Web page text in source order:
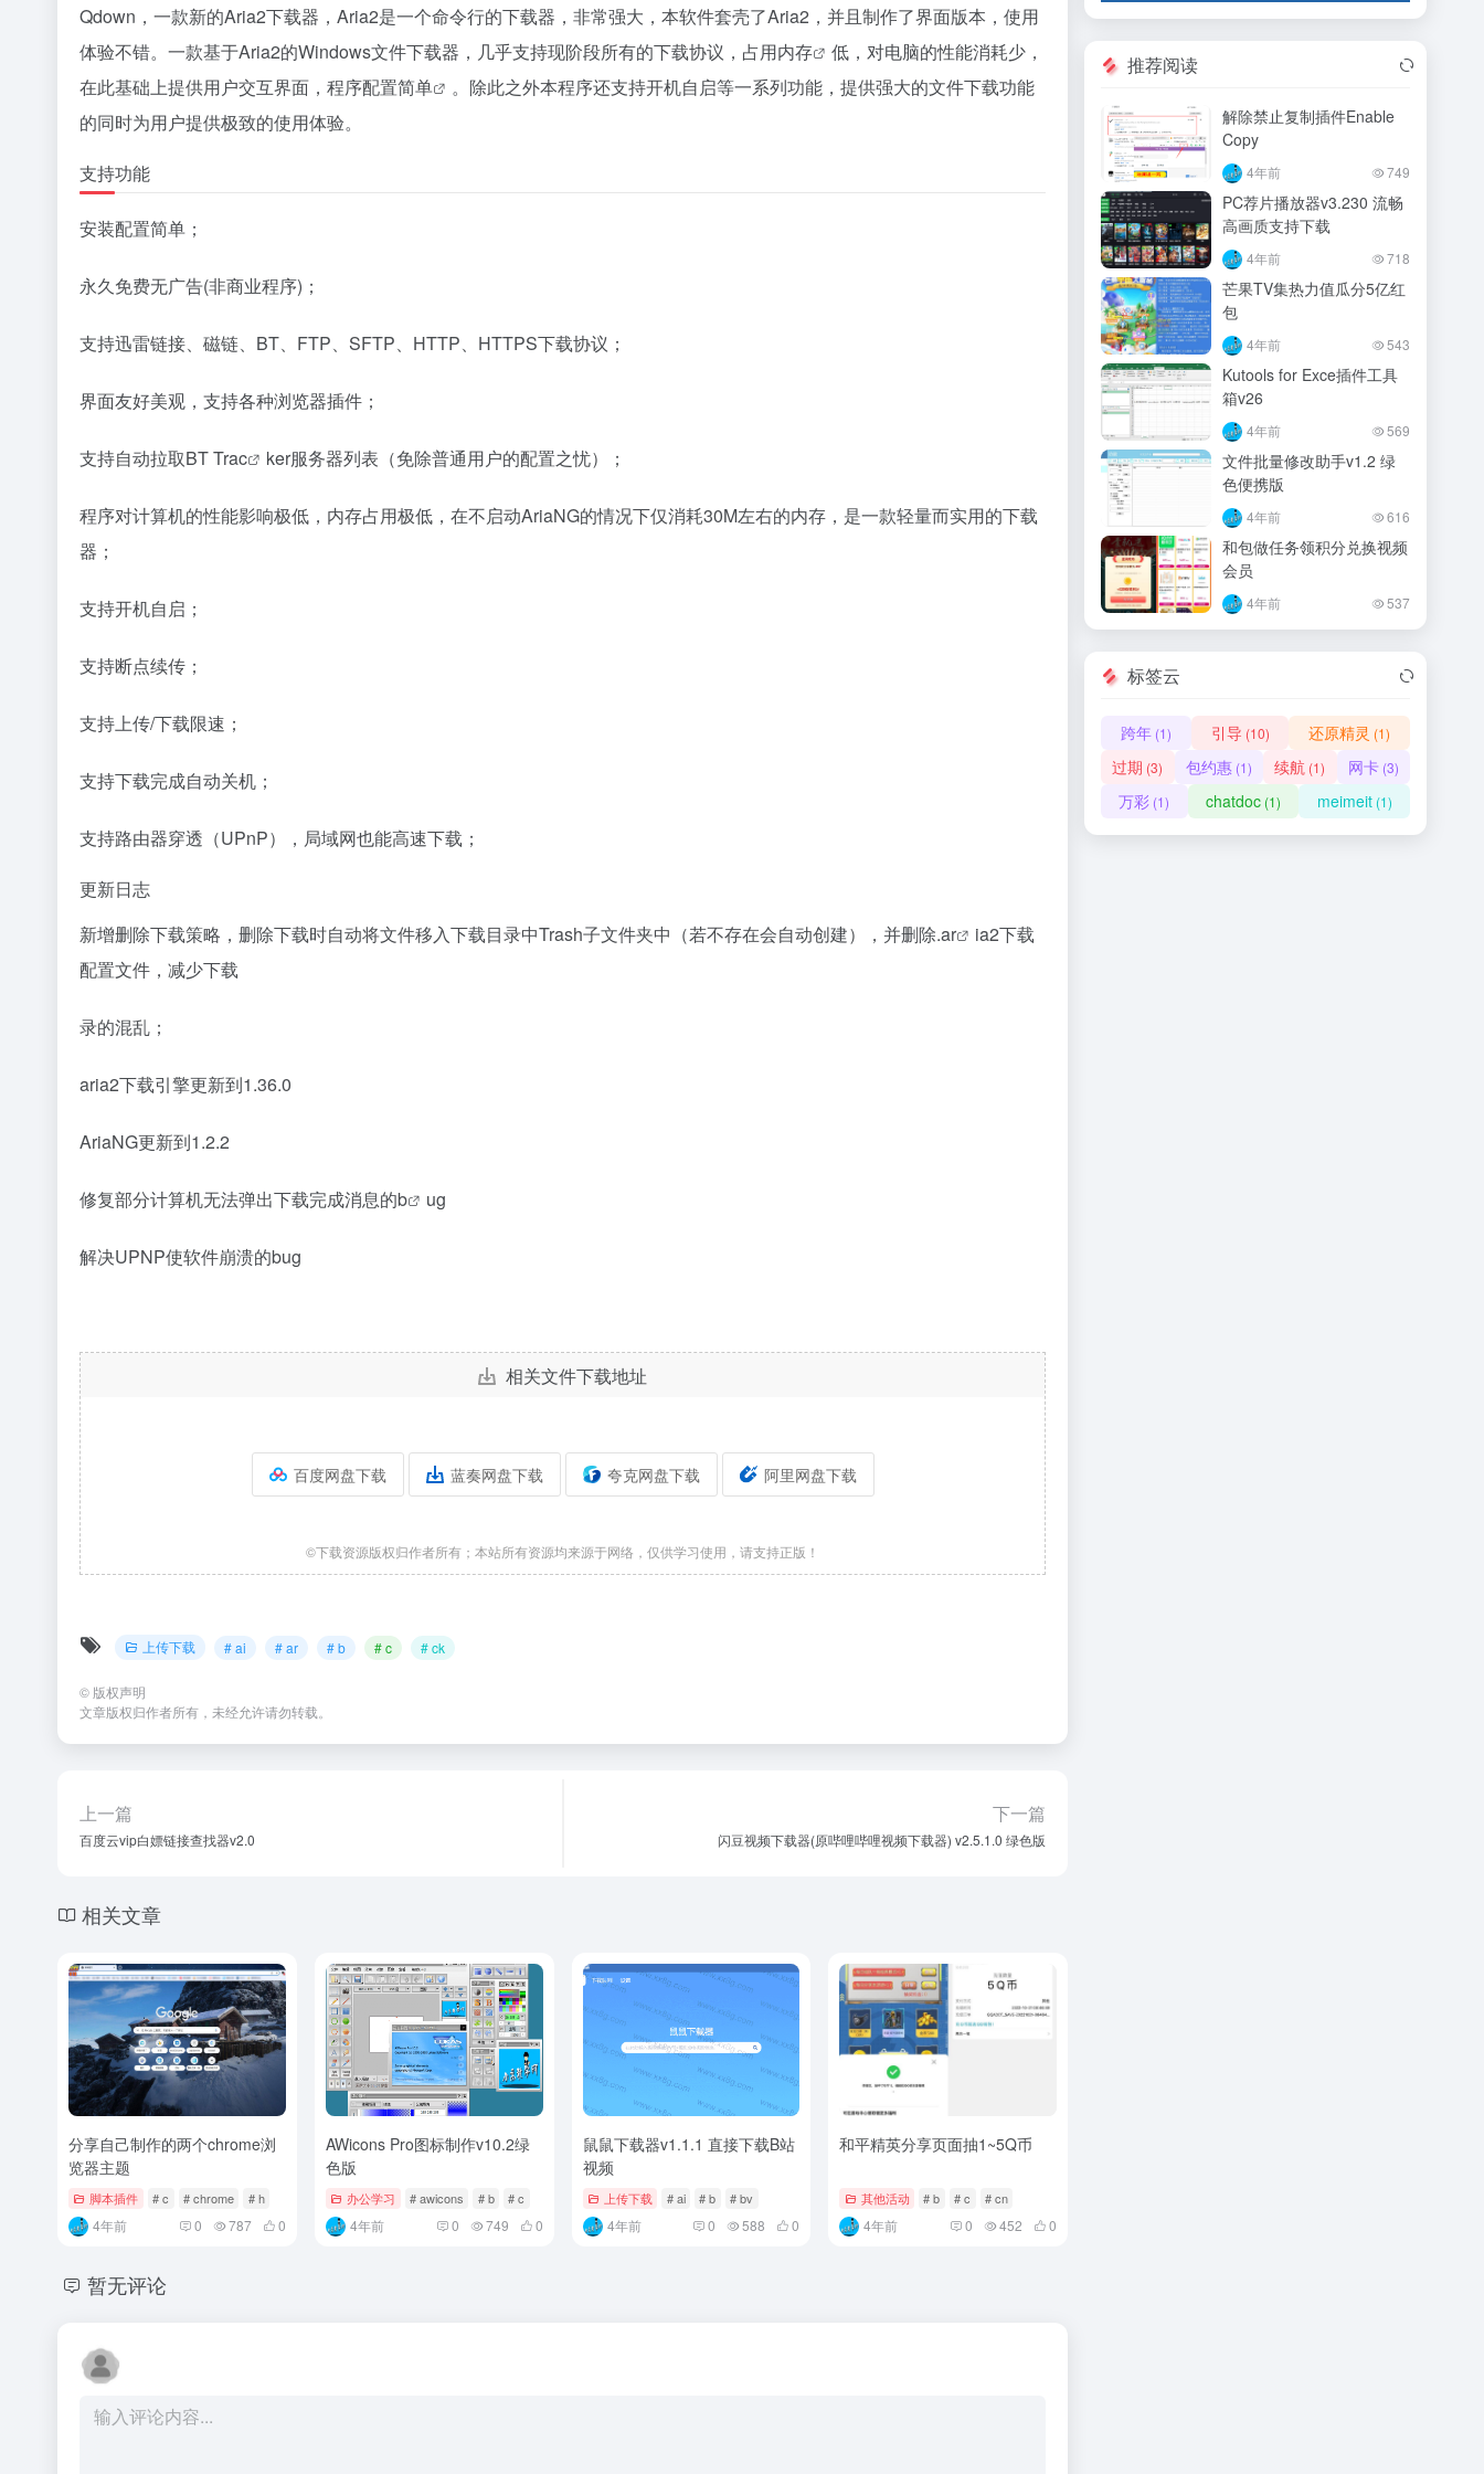
Qdown，一款新的Aria2下载器，Aria2是一个命令行的下载器，非常强大，本软件套壳了Aria2，并且制作了界面版本，使用
体验不错。一款基于Aria2的Windows文件下载器，几乎支持现阶段所有的下载协议，占用内存
低，对电脑的性能消耗少，
在此基础上提供用户交互界面，程序配置简单
。除此之外本程序还支持开机自启等一系列功能，提供强大的文件下载功能
的同时为用户提供极致的使用体验。
支持功能
安装配置简单；
永久免费无广告(非商业程序)；
支持迅雷链接、磁链、BT、FTP、SFTP、HTTP、HTTPS下载协议；
界面友好美观，支持各种浏览器插件；
支持自动拉取BT Trac ker服务器列表（免除普通用户的配置之忧）；
程序对计算机的性能影响极低，内存占用极低，在不启动AriaNG的情况下仅消耗30M左右的内存，是一款轻量而实用的下载
器；
支持开机自启；
支持断点续传；
支持上传/下载限速；
支持下载完成自动关机；
支持路由器穿透（UPnP），局域网也能高速下载；
更新日志
新增删除下载策略，删除下载时自动将文件移入下载目录中Trash子文件夹中（若不存在会自动创建），并删除.ar
ia2下载
配置文件，减少下载
录的混乱；
aria2下载引擎更新到1.36.0
AriaNG更新到1.2.2
修复部分计算机无法弹出下载完成消息的b ug
解决UPNP使软件崩溃的bug
相关文件下载地址
百度网盘下载 蓝奏网盘下载 夸克网盘下载 阿里网盘下载
©下载资源版权归作者所有；本站所有资源均来源于网络，仅供学习使用，请支持正版！
上传下载 # ai # ar # b # c # ck
© 版权声明
文章版权归作者所有，未经允许请勿转载。
上一篇
百度云vip白嫖链接查找器v2.0
下一篇
闪豆视频下载器(原哔哩哔哩视频下载器) v2.5.1.0 绿色版
相关文章
分享自己制作的两个chrome浏
览器主题
脚本插件 # c # chrome # h
4年前 0 787 0
AWicons Pro图标制作v10.2绿
色版
办公学习 # awicons # b # c
4年前 0 749 0
鼠鼠下载器v1.1.1 直接下载B站
视频
上传下载 # ai # b # bv
4年前 0 588 0
和平精英分享页面抽1~5Q币
其他活动 # b # c # cn
4年前 0 452 0
暂无评论
推荐阅读
解除禁止复制插件Enable
Copy
4年前 749
PC荐片播放器v3.230 流畅
高画质支持下载
4年前 718
芒果TV集热力值瓜分5亿红
包
4年前 543
Kutools for Exce插件工具
箱v26
4年前 569
文件批量修改助手v1.2 绿
色便携版
4年前 616
和包做任务领积分兑换视频
会员
4年前 537
标签云
跨年(1) 引导 (10) 还原精灵 (1)
过期 (3) 包约惠(1) 续航 (1) 网卡(3)
万彩 (1) chatdoc (1) meimeit(1)